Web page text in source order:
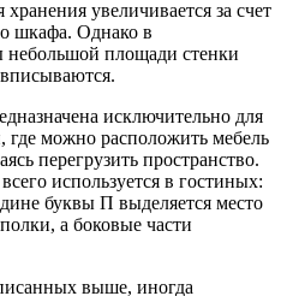
увеличивается за счет
шкафа. Однако в
небольшой площади стенки
исключительно для
можно расположить мебель
перегрузить пространство.
используется в гостиных:
буквы П выделяется место
а боковые части
выше, иногда